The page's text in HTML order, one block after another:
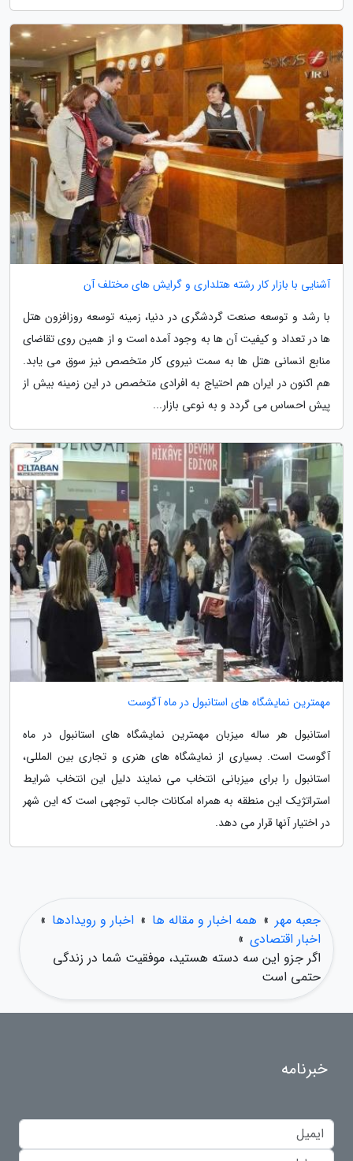
آشنایی با بازار کار رشته هتلداری و گرایش های مختلف آن
با رشد و توسعه صنعت گردشگری در دنیا، زمینه توسعه روزافزون هتل
ها در تعداد و کیفیت آن ها به وجود آمده است و از همین روی تقاضای
منابع انسانی هتل ها به سمت نیروی کار متخصص نیز سوق می یابد.
هم اکنون در ایران هم احتیاج به افرادی متخصص در این زمینه بیش از
پیش احساس می گردد و به نوعی بازار...
مهمترین نمایشگاه های استانبول در ماه آگوست
استانبول هر ساله میزبان مهمترین نمایشگاه های استانبول در ماه
آگوست است. بسیاری از نمایشگاه های هنری و تجاری بین المللی،
استانبول را برای میزبانی انتخاب می نمایند دلیل این انتخاب شرایط
استراتژیک این منطقه به همراه امکانات جالب توجهی است که این شهر
در اختیار آنها قرار می دهد.
جعبه مهر » همه اخبار و مقاله ها » اخبار و رویدادها »
اخبار اقتصادی »
اگر جزو این سه دسته هستید، موفقیت شما در زندگی
حتمی است
خبرنامه